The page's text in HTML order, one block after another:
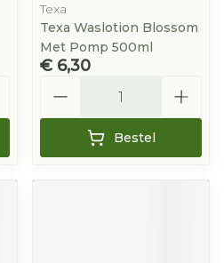
Texa
Texa Waslotion Blossom
Met Pomp 500ml
€ 6,30
Bestel